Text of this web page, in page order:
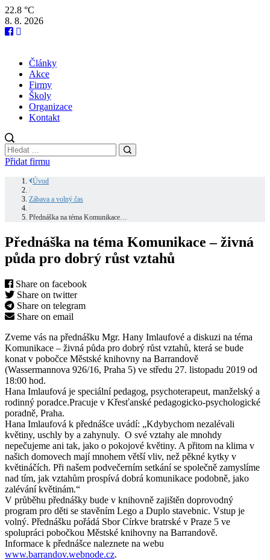
22.8 °C
8. 8. 2026
Články
Akce
Firmy
Školy
Organizace
Kontakt
Přidat firmu
Úvod
Zábava a volný čas
Přednáška na téma Komunikace…
Přednáška na téma Komunikace – živná
půda pro dobrý růst vztahů
Share on facebook
Share on twitter
Share on telegram
Share on email
Zveme vás na přednášku Mgr. Hany Imlaufové a diskuzi na téma
Komunikace – živná půda pro dobrý růst vztahů, která se bude
konat v pobočce Městské knihovny na Barrandově
(Wassermannova 926/16, Praha 5) ve středu 27. listopadu 2019 od
18:00 hod.
Hana Imlaufová je speciální pedagog, psychoterapeut, manželský a
rodinný poradce.Pracuje v Křesťanské pedagogicko-psychologické
poradně, Praha.
Hana Imlaufová k přednášce uvádí: „Kdybychom nezalévali
květiny, uschly by a zahynuly. O své vztahy ale mnohdy
nepečujeme ani tak, jako o pokojové květiny. A přitom na klima v
našich domovech mají mnohem větší vliv, než pěkné kytky v
květináčích. Při našem podvečerním setkání se společně zamyslíme
nad tím, jak vztahům prospívá dobrá komunikace podobně, jako
zalévání květinám.“
V průběhu přednášky bude v knihovně zajištěn doprovodný
program pro děti se stavěním Lego a Duplo stavebnic. Vstup je
volný. Přednášku pořádá Sbor Církve bratrské v Praze 5 ve
spolupráci pobočkou Městské knihovny na Barrandově.
Informace k přednášce naleznete na webu
www.barrandov.webnode.cz.